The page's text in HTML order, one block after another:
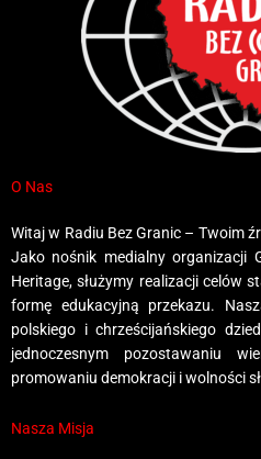
O Nas
Witaj w Radiu Bez Granic – Twoim
Jako nośnik medialny organizacji
Heritage, służymy realizacji celów
formę edukacyjną przekazu.
polskiego i chrześcijańskiego
jednoczesnym pozostawaniu
promowaniu demokracji i wolności
Nasza Misja